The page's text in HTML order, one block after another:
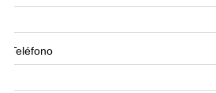
Teléfono